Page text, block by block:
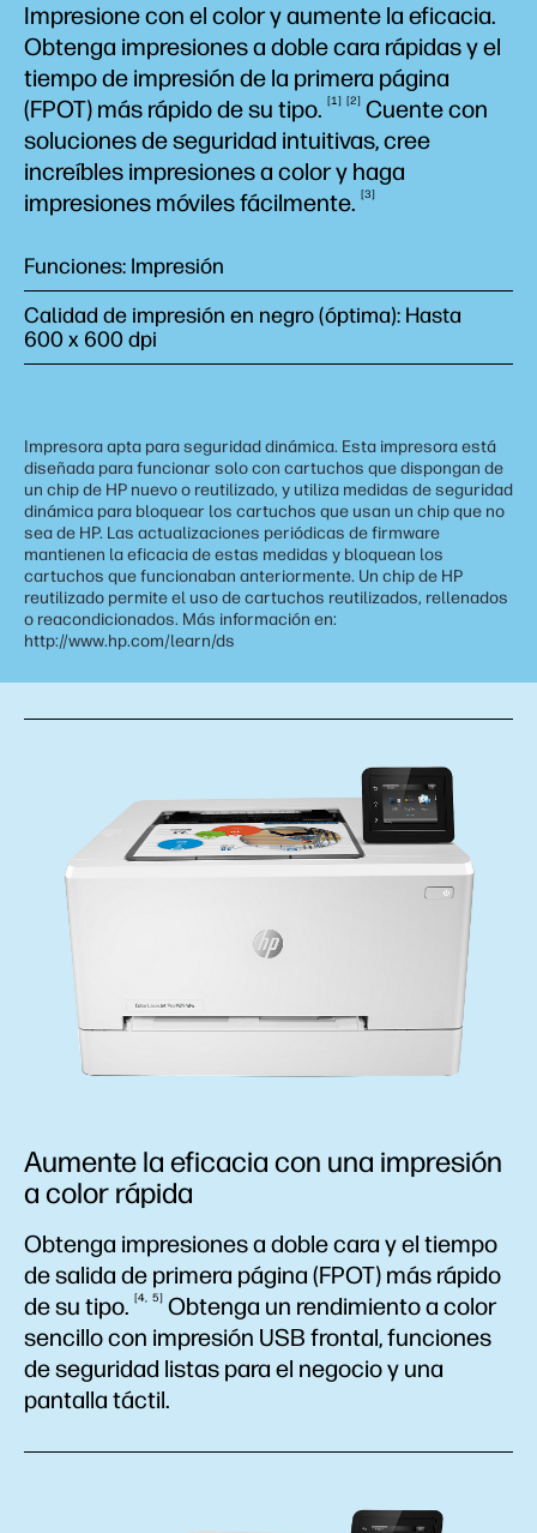
Impresione con el color y aumente la eficacia.
Obtenga impresiones a doble cara rápidas y el
tiempo de impresión de la primera página
(FPOT) más rápido de su tipo. 1 2
Cuente con
soluciones de seguridad intuitivas, cree
increíbles impresiones a color y haga
impresiones móvilesfácilmente. 3
Funciones: Impresión
Calidad de impresión en negro (óptima): Hasta
600 x 600 dpi
Impresora apta para seguridad dinámica. Esta impresora está
diseñada para funcionar solo con cartuchos que dispongan de
un chip de HP nuevo o reutilizado, y utiliza medidas de seguridad
dinámica para bloquear los cartuchos que usan un chip que no
sea de HP. Las actualizaciones periódicas de firmware
mantienen la eficacia de estas medidas y bloquean los
cartuchos que funcionaban anteriormente. Un chip de HP
reutilizado permite el uso de cartuchos reutilizados, rellenados
o reacondicionados. Más información en:
http://www.hp.com/learn/ds
Aumente la eficacia con una impresión
a color rápida
Obtenga impresiones a doble cara y el tiempo
de salida de primera página (FPOT) más rápido
de su tipo. 4 5
Obtenga un rendimiento a color
sencillo con impresión USB frontal, funciones
de seguridad listas para el negocio y una
pantalla táctil.